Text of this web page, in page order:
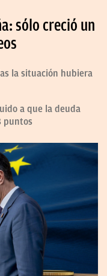
sólo creció un
la situación hubiera
a que la deuda
puntos